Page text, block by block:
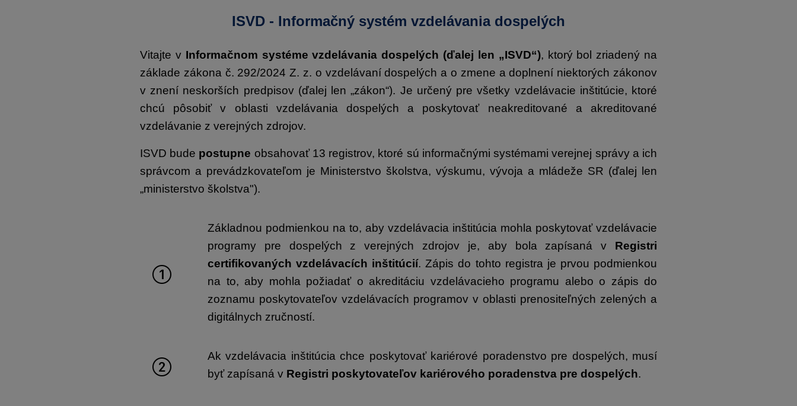
ISVD - Informačný systém vzdelávania dospelých
Vitajte v Informačnom systéme vzdelávania dospelých (ďalej len „ISVD“), ktorý bol zriadený na
základe zákona č. 292/2024 Z. z. o vzdelávaní dospelých a o zmene a doplnení niektorých zákonov
v znení neskorších predpisov (ďalej len „zákon“). Je určený pre všetky vzdelávacie inštitúcie, ktoré
chcú pôsobiť v oblasti vzdelávania dospelých a poskytovať neakreditované a akreditované
vzdelávanie z verejných zdrojov.
ISVD bude postupne obsahovať 13 registrov, ktoré sú informačnými systémami verejnej správy a ich
správcom a prevádzkovateľom je Ministerstvo školstva, výskumu, vývoja a mládeže SR (ďalej len
„ministerstvo školstva").
Základnou podmienkou na to, aby vzdelávacia inštitúcia mohla poskytovať vzdelávacie
programy pre dospelých z verejných zdrojov je, aby bola zapísaná v Registri
certifikovaných vzdelávacích inštitúcií. Zápis do tohto registra je prvou podmienkou
na to, aby mohla požiadať o akreditáciu vzdelávacieho programu alebo o zápis do
zoznamu poskytovateľov vzdelávacích programov v oblasti prenositeľných zelených a
digitálnych zručností.
Ak vzdelávacia inštitúcia chce poskytovať kariérové poradenstvo pre dospelých, musí
byť zapísaná v Registri poskytovateľov kariérového poradenstva pre dospelých.